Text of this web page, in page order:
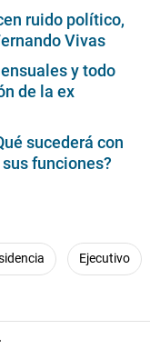
ruido político,
Vivas
y todo
de la ex
sucederá con
funciones?
Ejecutivo